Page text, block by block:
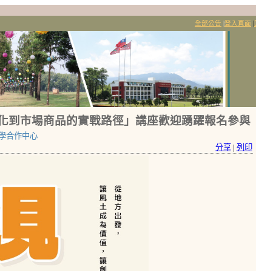
全部公告 登入頁面
到市場商品的實戰路徑」講座歡迎踴躍報名參與
合作中心
分享 | 列印